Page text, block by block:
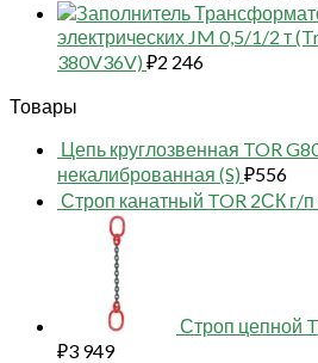
электрических JM 0,5/1/2 т
380V36V) ₽2 246
Товары
Цепь круглозвенная TOR
некалиброванная (S) ₽556
Строп канатный TOR 2СК г/п
Строп цепной
₽3 949